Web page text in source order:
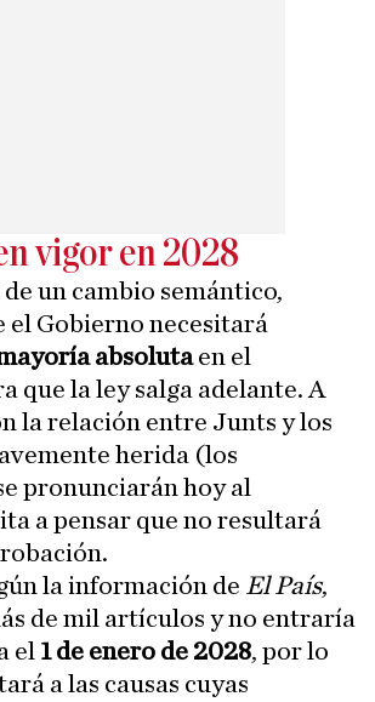
vigor en 2028
un cambio semántico,
el Gobierno necesitará
absolutaen el
que la ley salga adelante. A
la relación entre Junts y los
herida (los
pronunciarán hoy al
a pensar que no resultará
la información de El País,
de mil artículos y no entraría
el 1 de enero de 2028, por lo
a las causas cuyas